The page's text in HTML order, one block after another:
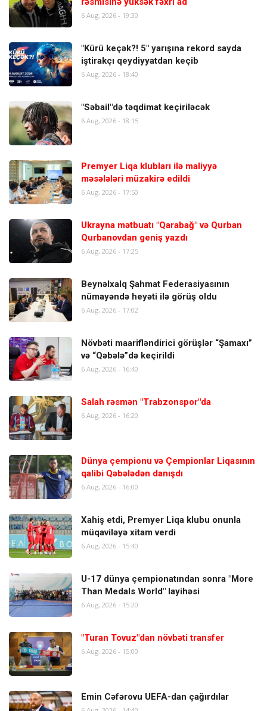
6 Aug, 2026 - 19:30
"Kürü keçək?! 5" yarışına rekord sayda
iştirakçı qeydiyyatdan keçib
6 Aug, 2026 - 18:40
"Səbail"də təqdimat keçiriləcək
6 Aug, 2026 - 18:15
Premyer Liqa klubları ilə maliyyə
məsələləri müzakirə edildi
6 Aug, 2026 - 17:50
Ukrayna mətbuatı "Qarabağ" və Qurban
Qurbanovdan geniş yazdı
6 Aug, 2026 - 17:25
Beynəlxalq Şahmat Federasiyasının
nümayəndə heyəti ilə görüş oldu
6 Aug, 2026 - 17:02
Növbəti maarifləndirici görüşlər “Şamaxı”
və “Qəbələ”də keçirildi
6 Aug, 2026 - 16:40
Salah rəsmən "Trabzonspor"da
6 Aug, 2026 - 16:20
Dünya çempionu və Çempionlar Liqasının
qalibi Qəbələdən danışdı
6 Aug, 2026 - 16:00
Xahiş etdi, Premyer Liqa klubu onunla
müqaviləyə xitam verdi
6 Aug, 2026 - 15:40
U-17 dünya çempionatından sonra "More
Than Medals World" layihəsi
6 Aug, 2026 - 15:20
"Turan Tovuz"dan növbəti transfer
6 Aug, 2026 - 15:00
Emin Cəfərovu UEFA-dan çağırdılar